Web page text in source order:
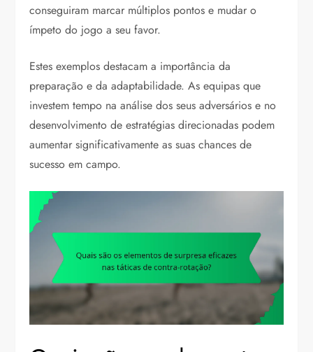
conseguiram marcar múltiplos pontos e mudar o
ímpeto do jogo a seu favor.
Estes exemplos destacam a importância da
preparação e da adaptabilidade. As equipas que
investem tempo na análise dos seus adversários e no
desenvolvimento de estratégias direcionadas podem
aumentar significativamente as suas chances de
sucesso em campo.